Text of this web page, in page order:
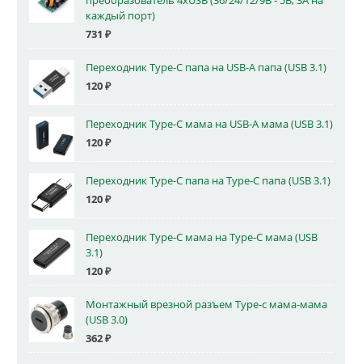
каждый порт)
731 ₽
Переходник Type-C папа на USB-A папа (USB 3.1)
120₽
Переходник Type-C мама на USB-A мама (USB 3.1)
120₽
Переходник Type-C папа на Type-C папа (USB 3.1)
120₽
Переходник Type-C мама на Type-C мама (USB
3.1)
120₽
Монтажный врезной разъем Type-c мама-мама
(USB 3.0)
362₽